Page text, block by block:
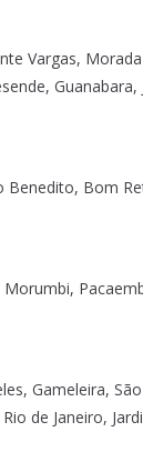
Vargas,
Benedito, Bom
Gameleira,
de Janeiro,